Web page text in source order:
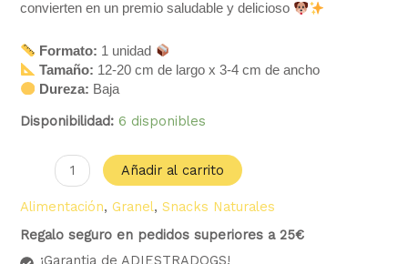
convierten en un premio saludable y delicioso
Formato: 1 unidad
Tamaño: 12-20 cm de largo x 3-4 cm de ancho
Dureza: Baja
Disponibilidad: 6 disponibles
Añadir al carrito
Alimentación, Granel,Snacks Naturales
Regalo seguro en pedidos superiores a 25€